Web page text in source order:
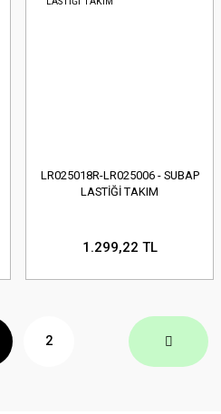
LR025018R-LR025006 - SUBAP
LASTİĞİ TAKIM
1.299,22 TL
2